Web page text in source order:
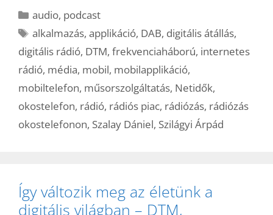
Kategória
audio, podcast
Címkék
alkalmazás,applikáció, DAB, digitális átállás,
digitális rádió, DTM, frekvenciaháború, internetes
rádió, média, mobil, mobilapplikáció,
mobiltelefon, műsorszolgáltatás, Netidők,
okostelefon, rádió, rádiós piac, rádiózás, rádiózás
okostelefonon, Szalay Dániel, Szilágyi Árpád
Így változik meg az életünk a
digitális világban – DTM,